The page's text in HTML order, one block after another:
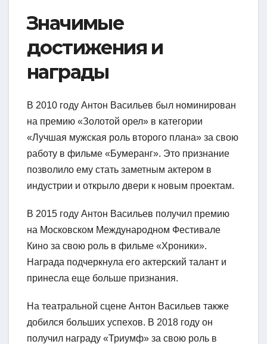
Значимые
достижения и
награды
В 2010 году Антон Васильев был номинирован
на премию «Золотой орел» в категории
«Лучшая мужская роль второго плана» за свою
работу в фильме «Бумеранг». Это признание
позволило ему стать заметным актером в
индустрии и открыло двери к новым проектам.
В 2015 году Антон Васильев получил премию
на Московском Международном Фестивале
Кино за свою роль в фильме «Хроники».
Награда подчеркнула его актерский талант и
принесла еще больше признания.
На театральной сцене Антон Васильев также
добился больших успехов. В 2018 году он
получил награду «Триумф» за свою роль в